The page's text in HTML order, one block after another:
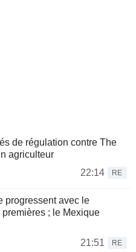
de régulation contre The
agriculteur
22:14
RE
progressent avec le
; le Mexique
21:51
RE